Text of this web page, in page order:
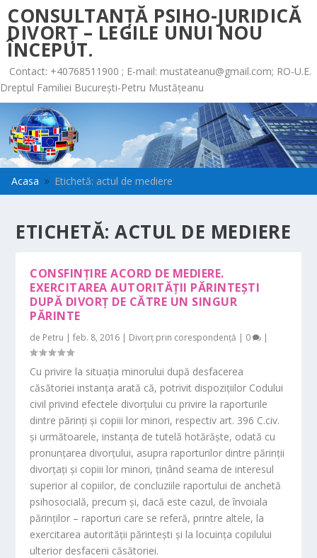
CONSULTANȚĂ PSIHO-JURIDICĂ
DIVORȚ – LEGILE UNUI NOU
ÎNCEPUT.
Contact: +40768511900 ; E-mail: mustateanu@gmail.com; RO-U.E.
Dreptul Familiei București-Petru Mustățeanu
Acasa 9 Etichetă: actul de mediere
ETICHETĂ:ACTUL DE MEDIERE
CONSFINȚIRE ACORD DE MEDIERE.
EXERCITAREA AUTORITĂȚII PĂRINTEȘTI
DUPĂ DIVORȚ DE CĂTRE UN SINGUR
PĂRINTE
de Petru |feb. 8, 2016 | Divorț prin corespondență | 0 |
Cu privire la situaţia minorului după desfacerea
căsătoriei instanţa arată că, potrivit dispoziţiilor Codului
civil privind efectele divorţului cu privire la raporturile
dintre părinţi şi copiii lor minori, respectiv art. 396 C.civ.
şi următoarele, instanţa de tutelă hotărăşte, odată cu
pronunţarea divorţului, asupra raporturilor dintre părinţii
divorţaţi şi copiii lor minori, ţinând seama de interesul
superior al copiilor, de concluziile raportului de anchetă
psihosocială, precum şi, dacă este cazul, de învoiala
părinţilor – raporturi care se referă, printre altele, la
exercitarea autorităţii părinteşti şi la locuinţa copilului
ulterior desfacerii căsătoriei.